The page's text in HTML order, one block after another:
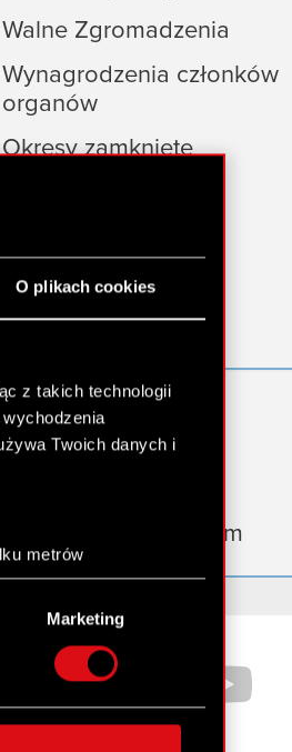
O plikach cookies
z takich technologii
Twoich danych i
metrów
(fingerprinting,
preferencje w
chwili.
i
Marketing
Walne Zgromadzenia
Wynagrodzenia członków
organów
Okresy zamknięte
Przydatne linki
Kontakt IR
się więcej:
thewitcher.com
gear.cdprojektred.com
Facebook